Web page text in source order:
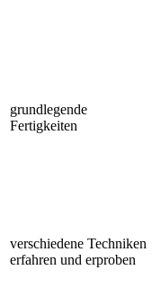
grundlegende
Fertigkeiten
verschiedene Techniken
erfahren und erproben